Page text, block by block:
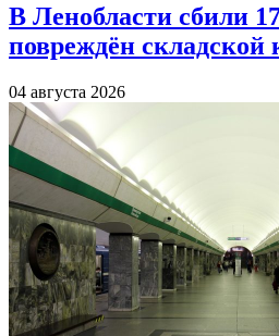
В Ленобласти сбили
повреждён складской
04 августа 2026